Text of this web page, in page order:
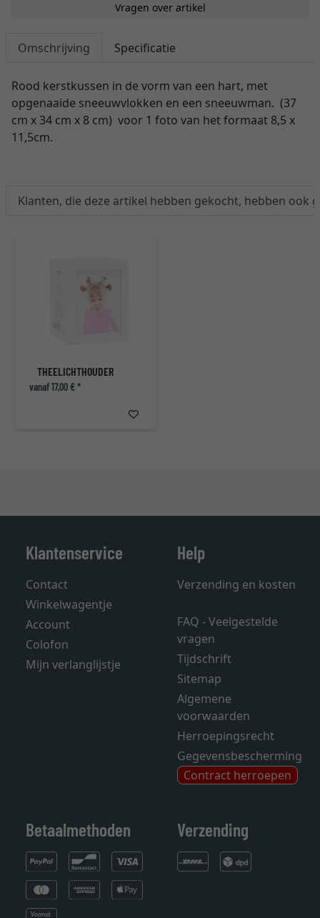
Vragen over artikel
Omschrijving Specificatie
Rood kerstkussen in de vorm van een hart, met
opgenaaide sneeuwvlokken en een sneeuwman. (37
cm x 34 cm x 8 cm) voor 1 foto van het formaat 8,5 x
11,5cm.
Klanten, die deze artikel hebben gekocht, hebben ook
THEELICHTHOUDER
vanaf 17,00 € *
Klantenservice
Contact
Winkelwagentje
Account
Colofon
Mijn verlanglijstje
Help
Verzending en kosten
FAQ - Veelgestelde
vragen
Tijdschrift
Sitemap
Algemene
voorwaarden
Herroepingsrecht
Gegevensbescherming
Contract herroepen
Betaalmethoden Verzending